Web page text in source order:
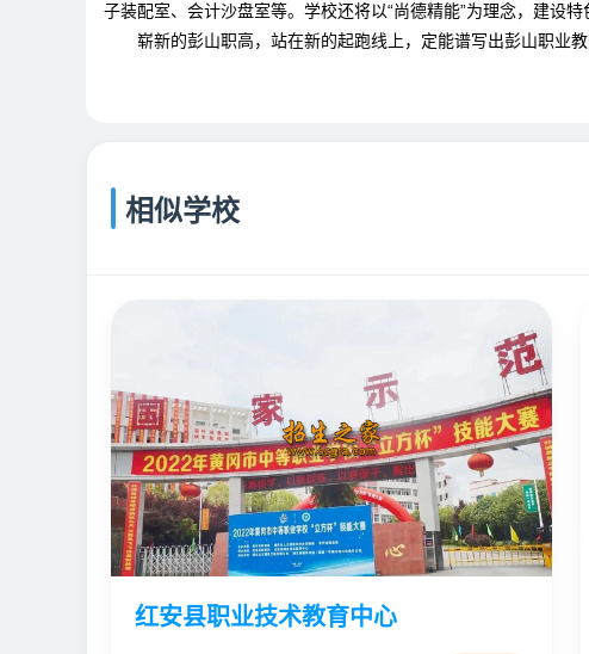
子装配室、会计沙盘室等。学校还将以“尚德精能”为理念，建设
崭新的彭山职高，站在新的起跑线上，定能谱写出彭山职业教
相似学校
红安县职业技术教育中心